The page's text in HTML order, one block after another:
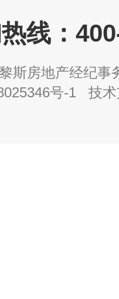
线：
斯房地产经纪事
号-1 技术